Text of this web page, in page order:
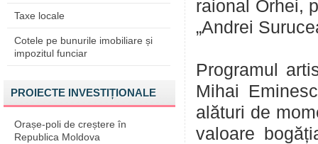
Taxe locale
Cotele pe bunurile imobiliare și
impozitul funciar
PROIECTE INVESTIȚIONALE
Orașe-poli de creștere în
Republica Moldova
raional Orhei,
„Andrei
Programul
Mihai
alături de
valoare